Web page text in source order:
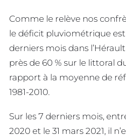
Comme le relève nos
le déficit pluviométrique
derniers mois dans
près de 60 % sur le littoral
rapport à la moyenne de
1981-2010.
Sur les 7 derniers mois,
2020 et le 31 mars 2021, il